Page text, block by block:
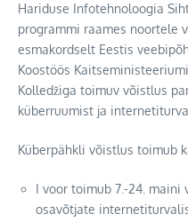
Hariduse Infotehnoloogia
programmi raames noortele
esmakordselt Eestis
Koostöös
Kolledžiga toimuv võistlus
küberruumist ja
Küberpähkli võistlus toimub
I voor toimub 7.-24. maini
osavõtjate